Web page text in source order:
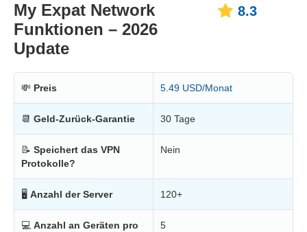
My Expat Network
Funktionen – 2026
Update
8.3
💸 Preis 5.49 USD/Monat
📆 Geld-Zurück-Garantie 30 Tage
📝 Speichert das VPN
Protokolle?
Nein
🖥 Anzahl der Server 120+
💻 Anzahl an Geräten pro
5